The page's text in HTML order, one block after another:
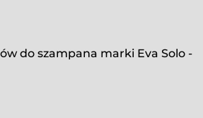
do szampana marki Eva Solo -